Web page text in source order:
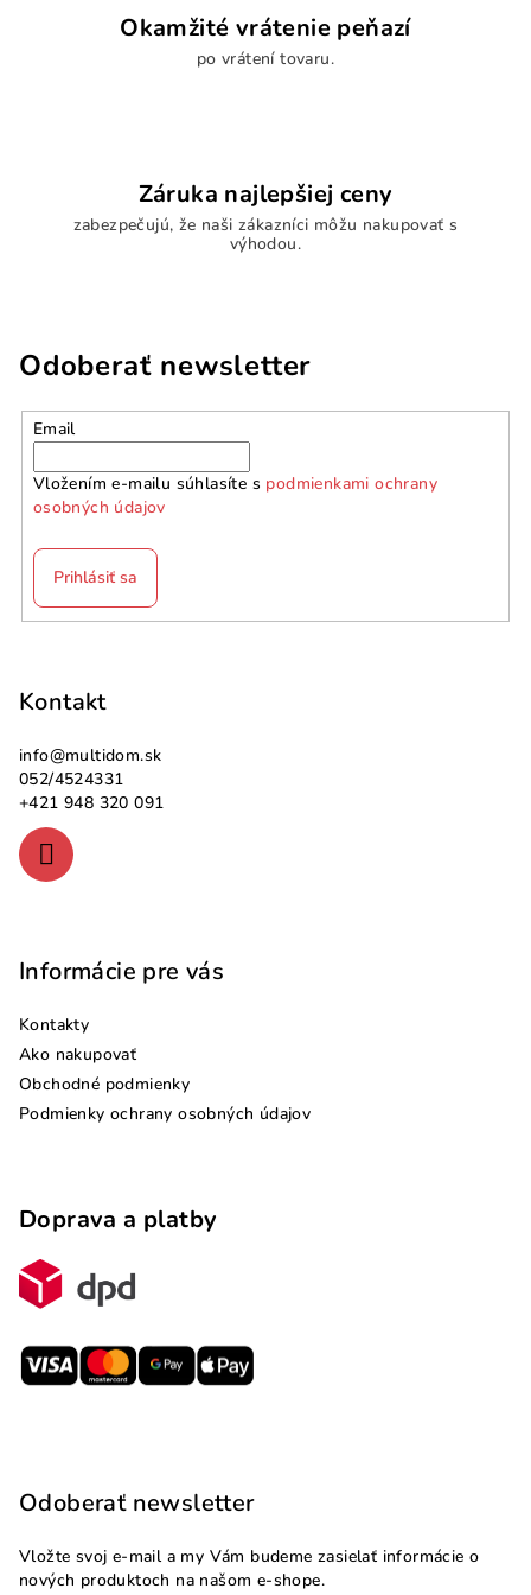
Okamžité vrátenie peňazí
po vrátení tovaru.
Záruka najlepšiej ceny
zabezpečujú, že naši zákazníci môžu nakupovať s
výhodou.
Odoberať newsletter
Email
Vložením e-mailu súhlasíte s podmienkami ochrany
osobných údajov
Prihlásiť sa
Kontakt
info@multidom.sk
052/4524331
+421 948 320 091
Informácie pre vás
Kontakty
Ako nakupovať
Obchodné podmienky
Podmienky ochrany osobných údajov
Doprava a platby
Odoberať newsletter
Vložte svoj e-mail a my Vám budeme zasielať informácie o
nových produktoch na našom e-shope.